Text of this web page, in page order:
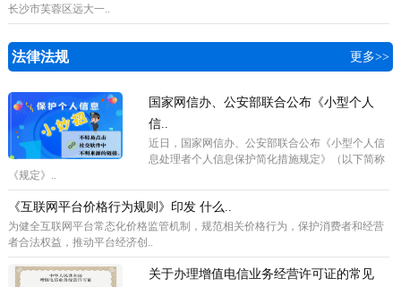
长沙市芙蓉区远大一..
法律法规 更多>>
国家网信办、公安部联合公布《小型个人
信..
近日，国家网信办、公安部联合公布《小型个人信
息处理者个人信息保护简化措施规定》（以下简称
《规定》..
《互联网平台价格行为规则》印发 什么..
为健全互联网平台常态化价格监管机制，规范相关价格行为，保护消费者和经营
者合法权益，推动平台经济创..
关于办理增值电信业务经营许可证的常见